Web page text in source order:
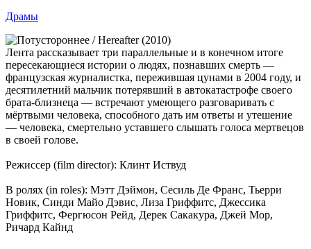
Драмы
Лента рассказывает три параллельные и в конечном итоге
пересекающиеся истории о людях, познавших смерть —
французская журналистка, пережившая цунами в 2004 году, и
десятилетний мальчик потерявший в автокатастрофе своего
брата-близнеца — встречают умеющего разговаривать с
мёртвыми человека, способного дать им ответы и утешение
— человека, смертельно уставшего слышать голоса мертвецов
в своей голове.
Режиссер (film director): Клинт Иствуд
В ролях (in roles): Мэтт Дэймон, Сесиль Де Франс, Тьерри
Новик, Синди Майо Дэвис, Лиза Гриффитс, Джессика
Гриффитс, Фергюсон Рейд, Дерек Сакакура, Джей Мор,
Ричард Кайнд